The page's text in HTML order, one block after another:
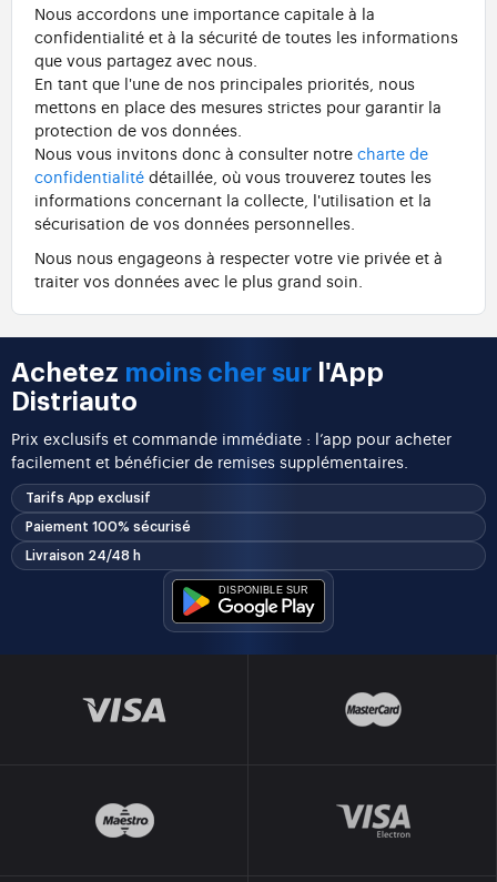
Nous accordons une importance capitale à la
confidentialité et à la sécurité de toutes les informations
que vous partagez avec nous.
En tant que l'une de nos principales priorités, nous
mettons en place des mesures strictes pour garantir la
protection de vos données.
Nous vous invitons donc à consulter notre charte de
confidentialité détaillée, où vous trouverez toutes les
informations concernant la collecte, l'utilisation et la
sécurisation de vos données personnelles.
Nous nous engageons à respecter votre vie privée et à
traiter vos données avec le plus grand soin.
Achetez moins cher sur l'App
Distriauto
Prix exclusifs et commande immédiate : l’app pour acheter
facilement et bénéficier de remises supplémentaires.
Tarifs App exclusif
Paiement 100% sécurisé
Livraison 24/48 h